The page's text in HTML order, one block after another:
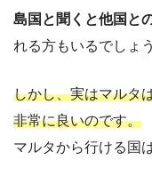
島国と聞くと他国と
れる方もいるでしょう
しかし、実はマルタ
非常に良いのです。
マルタから行ける国